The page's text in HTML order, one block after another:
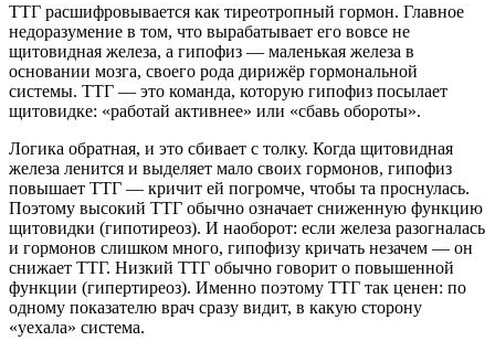
ТТГ расшифровывается как тиреотропный гормон. Главное
недоразумение в том, что вырабатывает его вовсе не
щитовидная железа, а гипофиз — маленькая железа в
основании мозга, своего рода дирижёр гормональной
системы. ТТГ — это команда, которую гипофиз посылает
щитовидке: «работай активнее» или «сбавь обороты».
Логика обратная, и это сбивает с толку. Когда щитовидная
железа ленится и выделяет мало своих гормонов, гипофиз
повышает ТТГ — кричит ей погромче, чтобы та проснулась.
Поэтому высокий ТТГ обычно означает сниженную функцию
щитовидки (гипотиреоз). И наоборот: если железа разогналась
и гормонов слишком много, гипофизу кричать незачем — он
снижает ТТГ. Низкий ТТГ обычно говорит о повышенной
функции (гипертиреоз). Именно поэтому ТТГ так ценен: по
одному показателю врач сразу видит, в какую сторону
«уехала» система.